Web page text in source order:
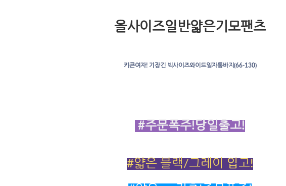
올사이즈일반얇은기모팬츠
키큰여자! 기장긴 빅사이즈와이드일자통바지(66-130)
#주문폭주!당일출고!
#얇은 블랙/그레이 입고!